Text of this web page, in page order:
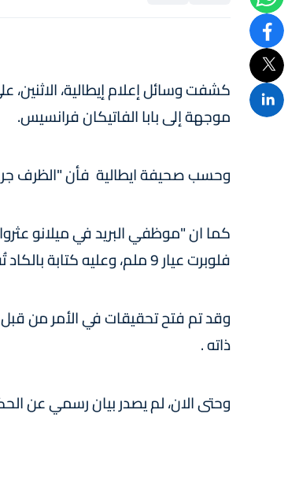
كشفت وسائل إعلام إيطالية،
موجهة إلى بابا الفاتيكان فرانسيس.
وحسب صحيفة ايطالية فأن "الظرف
فلوبرت عيار 9 ملم، وعليه كتابة بالكاد تُقرأ موجهة إلى البابا فرانسيس".
وقد تم فتح تحقيقات في الأمر من قبل
ذاته .
وحتى الان، لم يصدر بيان رسمي عن